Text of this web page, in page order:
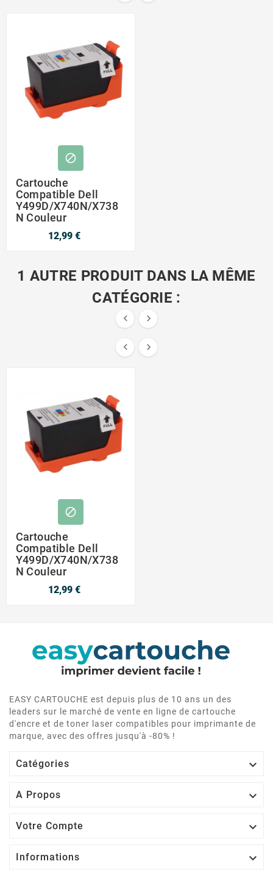

Cartouche
Compatible Dell
Y499D/X740N/X738
N Couleur
12,99 €
1 AUTRE PRODUIT DANS LA MÊME
CATÉGORIE :
 
 

Cartouche
Compatible Dell
Y499D/X740N/X738
N Couleur
12,99 €
EASY CARTOUCHE est depuis plus de 10 ans un des
leaders sur le marché de vente en ligne de cartouche
d'encre et de toner laser compatibles pour imprimante de
marque, avec des offres jusqu'à -80% !
Catégories 
A Propos 
Votre Compte 
Informations 